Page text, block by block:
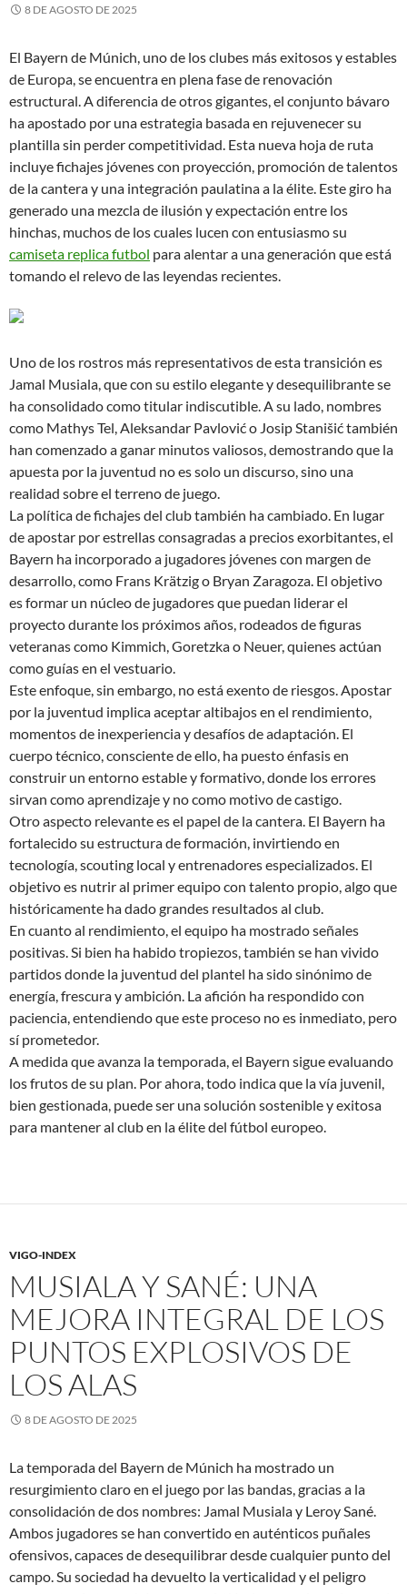
8 DE AGOSTO DE 2025
El Bayern de Múnich, uno de los clubes más exitosos y estables
de Europa, se encuentra en plena fase de renovación
estructural. A diferencia de otros gigantes, el conjunto bávaro
ha apostado por una estrategia basada en rejuvenecer su
plantilla sin perder competitividad. Esta nueva hoja de ruta
incluye fichajes jóvenes con proyección, promoción de talentos
de la cantera y una integración paulatina a la élite. Este giro ha
generado una mezcla de ilusión y expectación entre los
hinchas, muchos de los cuales lucen con entusiasmo su
camiseta replica futbol para alentar a una generación que está
tomando el relevo de las leyendas recientes.
Uno de los rostros más representativos de esta transición es
Jamal Musiala, que con su estilo elegante y desequilibrante se
ha consolidado como titular indiscutible. A su lado, nombres
como Mathys Tel, Aleksandar Pavlović o Josip Stanišić también
han comenzado a ganar minutos valiosos, demostrando que la
apuesta por la juventud no es solo un discurso, sino una
realidad sobre el terreno de juego.
La política de fichajes del club también ha cambiado. En lugar
de apostar por estrellas consagradas a precios exorbitantes, el
Bayern ha incorporado a jugadores jóvenes con margen de
desarrollo, como Frans Krätzig o Bryan Zaragoza. El objetivo
es formar un núcleo de jugadores que puedan liderar el
proyecto durante los próximos años, rodeados de figuras
veteranas como Kimmich, Goretzka o Neuer, quienes actúan
como guías en el vestuario.
Este enfoque, sin embargo, no está exento de riesgos. Apostar
por la juventud implica aceptar altibajos en el rendimiento,
momentos de inexperiencia y desafíos de adaptación. El
cuerpo técnico, consciente de ello, ha puesto énfasis en
construir un entorno estable y formativo, donde los errores
sirvan como aprendizaje y no como motivo de castigo.
Otro aspecto relevante es el papel de la cantera. El Bayern ha
fortalecido su estructura de formación, invirtiendo en
tecnología, scouting local y entrenadores especializados. El
objetivo es nutrir al primer equipo con talento propio, algo que
históricamente ha dado grandes resultados al club.
En cuanto al rendimiento, el equipo ha mostrado señales
positivas. Si bien ha habido tropiezos, también se han vivido
partidos donde la juventud del plantel ha sido sinónimo de
energía, frescura y ambición. La afición ha respondido con
paciencia, entendiendo que este proceso no es inmediato, pero
sí prometedor.
A medida que avanza la temporada, el Bayern sigue evaluando
los frutos de su plan. Por ahora, todo indica que la vía juvenil,
bien gestionada, puede ser una solución sostenible y exitosa
para mantener al club en la élite del fútbol europeo.
VIGO-INDEX
MUSIALA Y SANÉ: UNA
MEJORA INTEGRAL DE LOS
PUNTOS EXPLOSIVOS DE
LOS ALAS
8 DE AGOSTO DE 2025
La temporada del Bayern de Múnich ha mostrado un
resurgimiento claro en el juego por las bandas, gracias a la
consolidación de dos nombres: Jamal Musiala y Leroy Sané.
Ambos jugadores se han convertido en auténticos puñales
ofensivos, capaces de desequilibrar desde cualquier punto del
campo. Su sociedad ha devuelto la verticalidad y el peligro